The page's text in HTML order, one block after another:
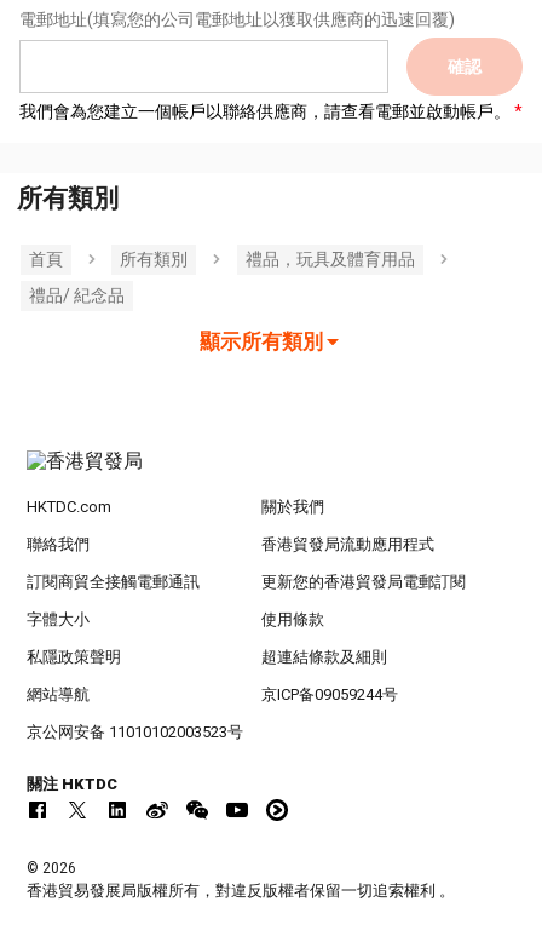
電郵地址(填寫您的公司電郵地址以獲取供應商的迅速回覆)
確認
我們會為您建立一個帳戶以聯絡供應商，請查看電郵並啟動帳戶。
所有類別
首頁 所有類別
禮品，玩具及體育用品
禮品/ 紀念品
顯示所有類別
HKTDC.com 關於我們
聯絡我們 香港貿發局流動應用程式
訂閱商貿全接觸電郵通訊 更新您的香港貿發局電郵訂閱
字體大小 使用條款
私隱政策聲明 超連結條款及細則
網站導航 京ICP备09059244号
京公网安备 11010102003523号
關注 HKTDC
© 2026
香港貿易發展局版權所有，對違反版權者保留一切追索權利 。